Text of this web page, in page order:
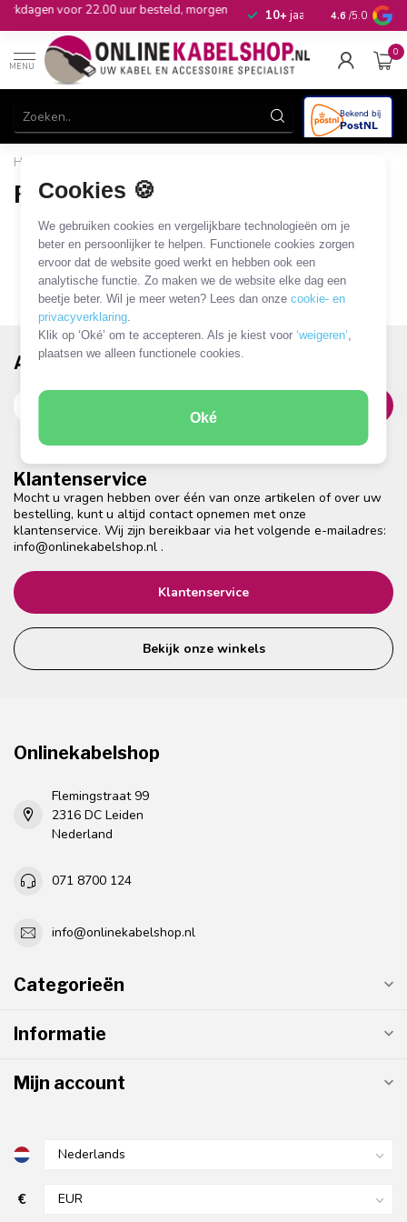
Cookies 🍪
We gebruiken cookies en vergelijkbare technologieën om je
beter en persoonlijker te helpen. Functionele cookies zorgen
ervoor dat de website goed werkt en hebben ook een
analytische functie. Zo maken we de website elke dag een
beetje beter. Wil je meer weten? Lees dan onzecookie- en
privacyverklaring.
Klik op ‘Oké’ om te accepteren. Als je kiest voor‘weigeren’,
plaatsen we alleen functionele cookies.
Oké
morgen 10+ jaar productkennis 4.6 /5.0
MENU
0
Home
ROLINE GREEN
0 PRODUCTEN
Klantenservice
Mocht u vragen hebben over één van onze artikelen of over uw
bestelling, kunt u altijd contact opnemen met onze
klantenservice. Wij zijn bereikbaar via het volgende e-mailadres:
info@onlinekabelshop.nl .
Klantenservice
Bekijk onze winkels
Abonneer je op onze nieuwsbrief!
Onlinekabelshop
Flemingstraat 99
2316 DC Leiden
Nederland
071 8700 124
info@onlinekabelshop.nl
Categorieën
Informatie
Mijn account
€